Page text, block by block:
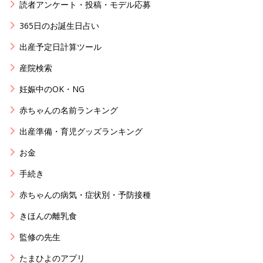
読者アンケート・投稿・モデル応募
365日のお誕生日占い
出産予定日計算ツール
産院検索
妊娠中のOK・NG
赤ちゃんの名前ランキング
出産準備・育児グッズランキング
お金
手続き
赤ちゃんの病気・症状別・予防接種
きほんの離乳食
監修の先生
たまひよのアプリ